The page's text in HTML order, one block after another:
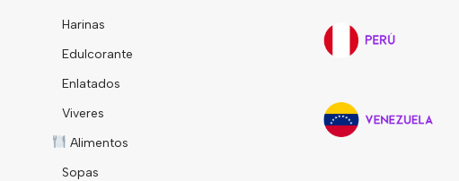
Harinas
Edulcorante
Enlatados
Viveres
Alimentos
Sopas